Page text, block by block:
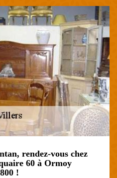
rendez-vous chez
60 à Ormoy
!